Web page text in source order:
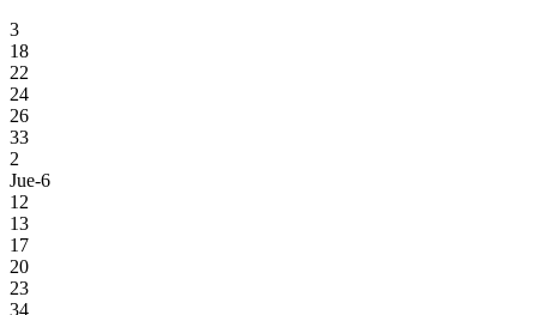
3
18
22
24
26
33
2
Jue-6
12
13
17
20
23
34